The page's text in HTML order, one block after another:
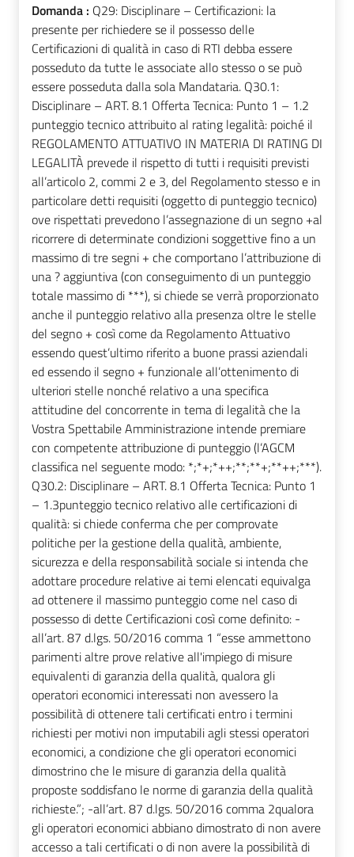
Domanda : Q29: Disciplinare – Certificazioni: la
presente per richiedere se il possesso delle
Certificazioni di qualità in caso di RTI debba essere
posseduto da tutte le associate allo stesso o se può
essere posseduta dalla sola Mandataria. Q30.1:
Disciplinare – ART. 8.1 Offerta Tecnica: Punto 1 – 1.2
punteggio tecnico attribuito al rating legalità: poiché il
REGOLAMENTO ATTUATIVO IN MATERIA DI RATING DI
LEGALITÀ prevede il rispetto di tutti i requisiti previsti
all’articolo 2, commi 2 e 3, del Regolamento stesso e in
particolare detti requisiti (oggetto di punteggio tecnico)
ove rispettati prevedono l’assegnazione di un segno +al
ricorrere di determinate condizioni soggettive fino a un
massimo di tre segni + che comportano l’attribuzione di
una ? aggiuntiva (con conseguimento di un punteggio
totale massimo di ***), si chiede se verrà proporzionato
anche il punteggio relativo alla presenza oltre le stelle
del segno + così come da Regolamento Attuativo
essendo quest’ultimo riferito a buone prassi aziendali
ed essendo il segno + funzionale all’ottenimento di
ulteriori stelle nonché relativo a una specifica
attitudine del concorrente in tema di legalità che la
Vostra Spettabile Amministrazione intende premiare
con competente attribuzione di punteggio (l’AGCM
classifica nel seguente modo: *;*+;*++;**;**+;**++;***).
Q30.2: Disciplinare – ART. 8.1 Offerta Tecnica: Punto 1
– 1.3punteggio tecnico relativo alle certificazioni di
qualità: si chiede conferma che per comprovate
politiche per la gestione della qualità, ambiente,
sicurezza e della responsabilità sociale si intenda che
adottare procedure relative ai temi elencati equivalga
ad ottenere il massimo punteggio come nel caso di
possesso di dette Certificazioni così come definito: -
all’art. 87 d.lgs. 50/2016 comma 1 “esse ammettono
parimenti altre prove relative all'impiego di misure
equivalenti di garanzia della qualità, qualora gli
operatori economici interessati non avessero la
possibilità di ottenere tali certificati entro i termini
richiesti per motivi non imputabili agli stessi operatori
economici, a condizione che gli operatori economici
dimostrino che le misure di garanzia della qualità
proposte soddisfano le norme di garanzia della qualità
richieste.”; -all’art. 87 d.lgs. 50/2016 comma 2qualora
gli operatori economici abbiano dimostrato di non avere
accesso a tali certificati o di non avere la possibilità di